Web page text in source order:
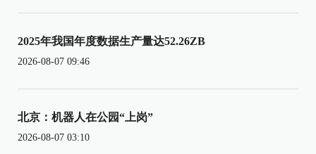
2025年我国年度数据生产量达52.26ZB
2026-08-07 09:46
北京：机器人在公园“上岗”
2026-08-07 03:10